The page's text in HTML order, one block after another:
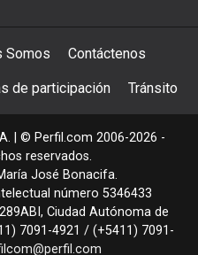
Somos Contáctenos
de participación Tránsito
| © Perfil.com 2006-2026 -
reservados.
José Bonacifa.
número 5346433
, Ciudad Autónoma de
7091-4921 / (+5411) 7091-